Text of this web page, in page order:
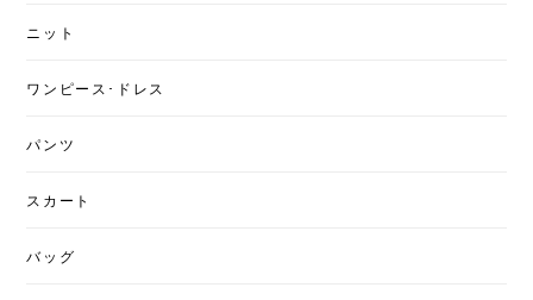
ニット
ワンピース･ドレス
パンツ
スカート
バッグ